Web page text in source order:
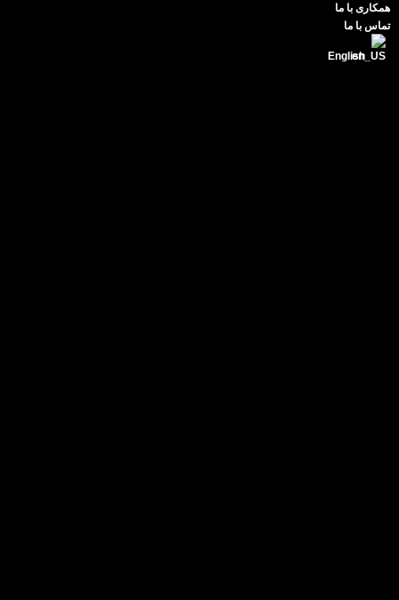
همکاری با ما
تماس با ما
English